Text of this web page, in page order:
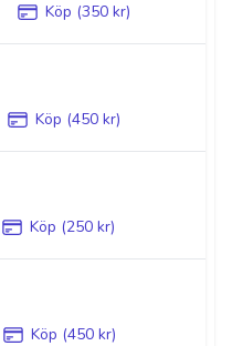
Köp (350 kr)
Köp (450 kr)
Köp (250 kr)
Köp (450 kr)